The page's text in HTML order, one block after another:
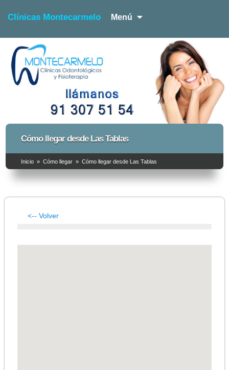
Clínicas Montecarmelo Menú
Clínicas Montecarmelo –
Dentista y Fisioterapia
Cómo llegar desde Las Tablas
Inicio »Cómo llegar »Cómo llegar desde Las Tablas
<-- Volver